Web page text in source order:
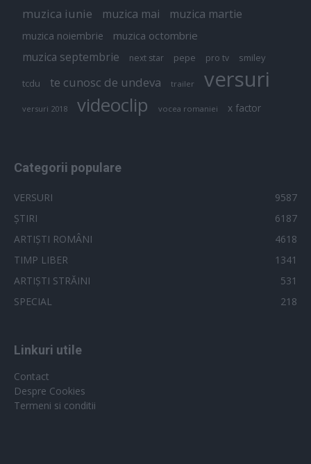
muzica iunie muzica mai muzica martie
muzica noiembrie muzica octombrie
muzica septembrie next star pepe pro tv smiley
tcdu te cunosc de undeva trailer versuri
versuri 2018 videoclip vocea romaniei x factor
Categorii populare
VERSURI
9587
ȘTIRI
6187
ARTIȘTI ROMÂNI
4618
TIMP LIBER
1341
ARTIȘTI STRĂINI
531
SPECIAL
218
Linkuri utile
Contact
Despre Cookies
Termeni si conditii